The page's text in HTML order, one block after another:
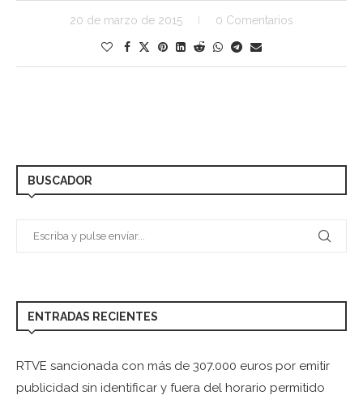
20 de marzo de 2015 0 Comentarios
BUSCADOR
ENTRADAS RECIENTES
RTVE sancionada con más de 307.000 euros por emitir
publicidad sin identificar y fuera del horario permitido